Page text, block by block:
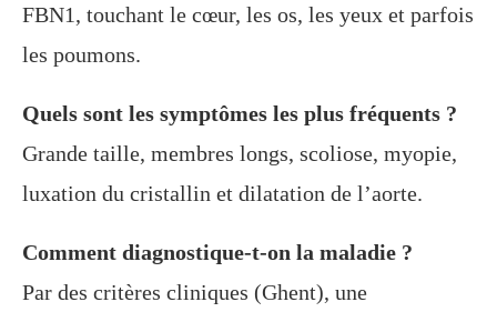
FBN1, touchant le cœur, les os, les yeux et parfois
les poumons.
Quels sont les symptômes les plus fréquents ?
Grande taille, membres longs, scoliose, myopie,
luxation du cristallin et dilatation de l’aorte.
Comment diagnostique-t-on la maladie ?
Par des critères cliniques (Ghent), une